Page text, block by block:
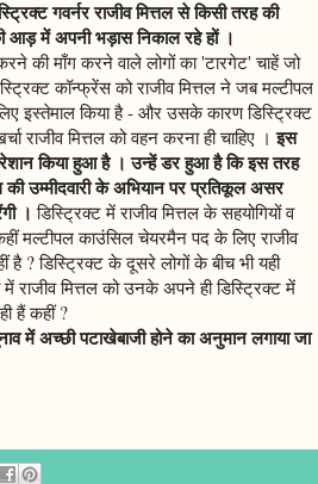
गवर्नर राजीव मित्तल से किसी तरह की
आड़ में अपनी भड़ास निकाल रहे हों ।
की माँग करने वाले लोगों का 'टारगेट' चाहें जो
कॉन्फ्रेंस को राजीव मित्तल ने जब मल्टीपल
इस्तेमाल किया है - और उसके कारण डिस्ट्रिक्ट
राजीव मित्तल को वहन करना ही चाहिए ।इस
परेशान किया हुआ है । उन्हें डर हुआ है कि इस तरह
उम्मीदवारी के अभियान पर प्रतिकूल असर
। डिस्ट्रिक्ट में राजीव मित्तल के सहयोगियों व
मल्टीपल काउंसिल चेयरमैन पद के लिए राजीव
है ? डिस्ट्रिक्ट के दूसरे लोगों के बीच भी यही
राजीव मित्तल को उनके अपने ही डिस्ट्रिक्ट में
हैं कहीं ?
में अच्छी पटाखेबाजी होने का अनुमान लगाया जा